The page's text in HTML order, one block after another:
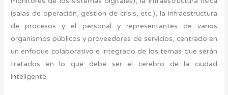
(salas de operación, gestión de crisis, etc.), la infraestructura
de procesos y el personal y representantes de varios
organismos públicos y proveedores de servicios, centrado en
un enfoque colaborativo e integrado de los temas que serán
tratados en lo que debe ser el cerebro de la ciudad
inteligente.